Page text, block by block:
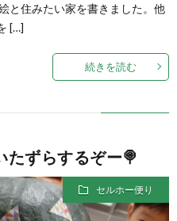
と住みたい家を書きました。他
[…]
続きを読む
たずらするぞー🍭
セルホー便り